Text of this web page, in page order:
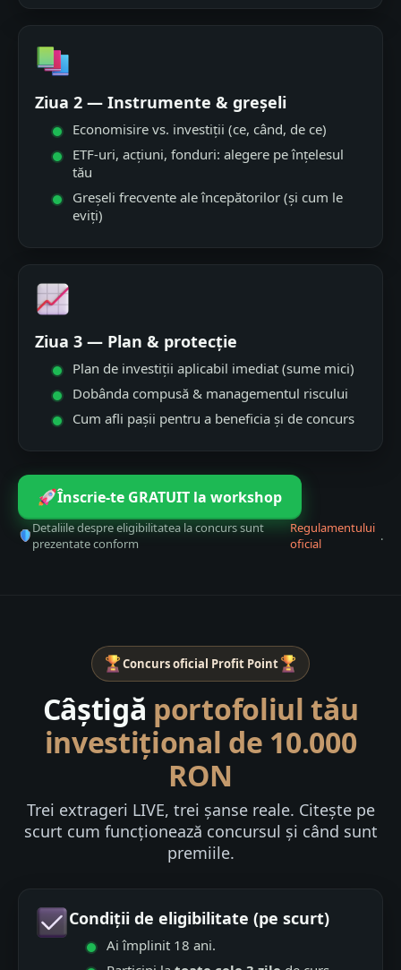
Ziua 2 — Instrumente & greșeli
Economisire vs. investiții (ce, când, de ce)
ETF-uri, acțiuni, fonduri: alegere pe înțelesul
tău
Greșeli frecvente ale începătorilor (și cum le
eviți)
Ziua 3 — Plan & protecție
Plan de investiții aplicabil imediat (sume mici)
Dobânda compusă & managementul riscului
Cum afli pașii pentru a beneficia și de concurs
Înscrie-te GRATUIT la workshop
Detaliile despre eligibilitatea la concurs sunt
prezentate conform
Regulamentului
oficial
.
Concurs oficial Profit Point
Câștigă portofoliul tău
investițional de 10.000
RON
Trei extrageri LIVE, trei șanse reale. Citește pe
scurt cum funcționează concursul și când sunt
premiile.
Condiții de eligibilitate (pe scurt)
Ai împlinit 18 ani.